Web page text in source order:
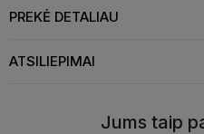
PREKĖ DETALIAU
ATSILIEPIMAI
Jums taip